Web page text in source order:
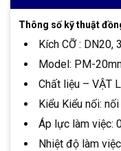
Thông số kỹ thuật
Kích CỠ : DN20,
Model: PM-
Chất liệu – VẬT
Kiểu Kiểu nối:
Áp lực làm việc:
Nhiệt độ làm